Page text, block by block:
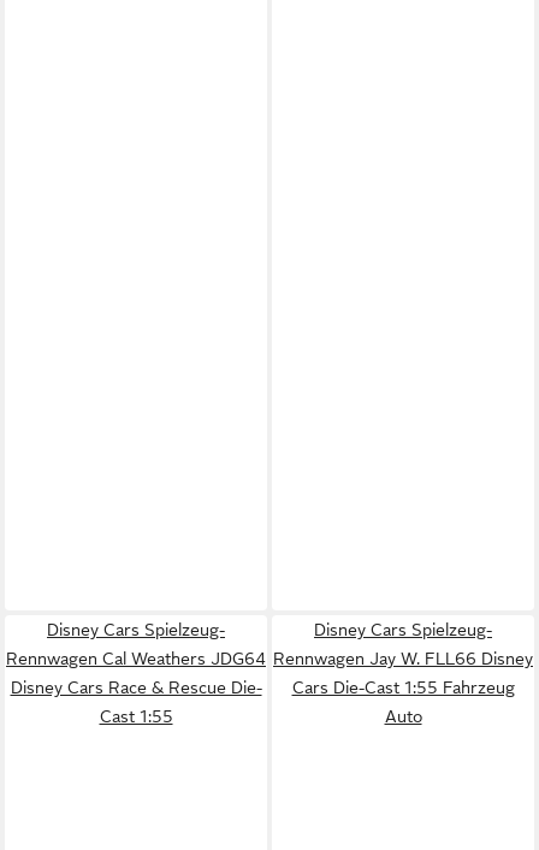
Disney Cars Spielzeug-
Rennwagen Cal Weathers JDG64
Disney Cars Race & Rescue Die-
Cast 1:55
Disney Cars Spielzeug-
Rennwagen Jay W. FLL66 Disney
Cars Die-Cast 1:55 Fahrzeug
Auto